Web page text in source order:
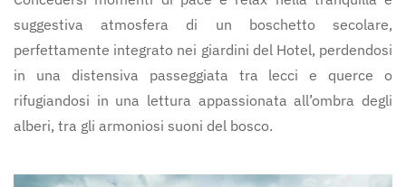
suggestiva atmosfera di un boschetto secolare,
perfettamente integrato nei giardini del Hotel, perdendosi
in una distensiva passeggiata tra lecci e querce o
rifugiandosi in una lettura appassionata all’ombra degli
alberi, tra gli armoniosi suoni del bosco.